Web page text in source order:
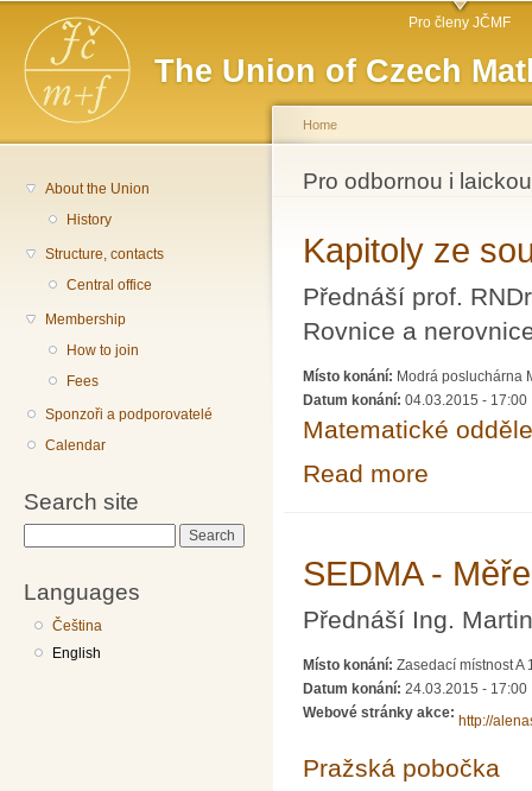
The Union of Czech
Main menu Pro členy JČMF
About the Union
History
Structure, contacts
Central office
Membership
How to join
Fees
Sponzoři a podporovatelé
Calendar
Search site
Languages
Čeština
English
You are here
Home
Pro odbornou i
Kapitoly ze
Přednáší prof.
Rovnice a
Místo konání: Modrá posluchárna
Datum konání: 04.03.2015 - 17:00
Matematické
Read more
SEDMA -
Přednáší Ing.
Místo konání: Zasedací místnost A
Datum konání: 24.03.2015 - 17:00
Webové stránky akce:
http://
Pražská pobočka